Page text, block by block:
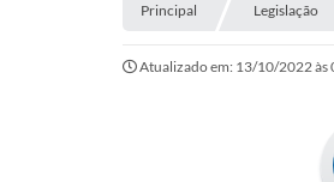
Principal Legislação
Atualizado em: 13/10/2022 às